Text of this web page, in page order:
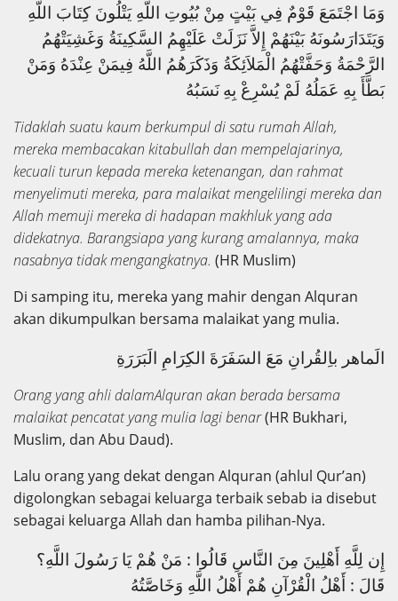
وَمَا اجْتَمَعَ قَوْمٌ فِي بَيْتٍ مِنْ بُيُوتِ اللَّهِ يَتْلُونَ كِتَابَ اللَّهِ
وَيَتَدَارَسُونَهُ بَيْنَهُمْ إِلاَّ نَزَلَتْ عَلَيْهِمُ السَّكِينَةُ وَغَشِيَتْهُمُ
الرَّحْمَةُ وَحَفَّتْهُمُ الْمَلاَئِكَةُ وَذَكَرَهُمُ اللَّهُ فِيمَنْ عِنْدَهُ وَمَنْ
بَطَّأَ بِهِ عَمَلُهُ لَمْ يُسْرِعْ بِهِ نَسَبُهُ
Tidaklah suatu kaum berkumpul di satu rumah Allah,
mereka membacakan kitabullah dan mempelajarinya,
kecuali turun kepada mereka ketenangan, dan rahmat
menyelimuti mereka, para malaikat mengelilingi mereka dan
Allah memuji mereka di hadapan makhluk yang ada
didekatnya. Barangsiapa yang kurang amalannya, maka
nasabnya tidak mengangkatnya. (HR Muslim)
Di samping itu, mereka yang mahir dengan Alquran
akan dikumpulkan bersama malaikat yang mulia.
الَماهر باِلقُرانِ مَعَ السَفَرَةَ الكِرَامِ الَبَرَرَةِ
Orang yang ahli dalamAlquran akan berada bersama
malaikat pencatat yang mulia lagi benar(HR Bukhari,
Muslim, dan Abu Daud).
Lalu orang yang dekat dengan Alquran (ahlul Qur’an)
digolongkan sebagai keluarga terbaik sebab ia disebut
sebagai keluarga Allah dan hamba pilihan-Nya.
إِن لِلَّهِ أَهْلِينَ مِنَ النَّاسِ قَالُوا : مَنْ هُمْ يَا رَسُولَ اللَّهِ؟
قَالَ : أَهْلُ الْقُرْآنِ هُمْ أَهْلُ اللَّهِ وَخَاصَّتُهُ